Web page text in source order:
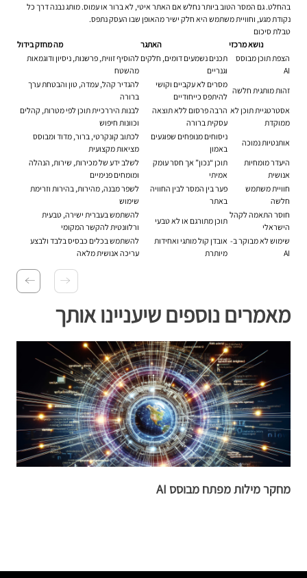
בהחלט. גם המסר הטוב ביותר נחלש אם האתר איטי, לא ברור או עמוס. מותג נבנה דרך כל
נקודת מגע, וחוויית משתמש היא חלק ישיר מהאופן שבו העסק נתפס.
טבלת סיכום
נושא מרכזי
האתגר
מה מחזק בידול
הצפת תוכן מבוסס
AI
תכנים נשמעים דומים, חלקים
וגנריים
להוסיף זווית, פרשנות, ניסיון ודוגמאות
מהשטח
זהות מותגית חלשה
מסרים לא עקביים וקושי
להיתפס כייחודיים
להגדיר קהל, עמדה, טון והבטחת ערך
ברורה
אסטרטגיית תוכן לא
ממוקדת
הרבה פרסום ללא תוצאה
עסקית ברורה
לבנות היררכיית תוכן לפי מטרות, קהלים
וכוונות חיפוש
אותנטיות נמוכה
ניסוחים מנופחים שפוגעים
באמון
לכתוב קונקרטי, ברור, מדוד ומבוסס
מציאות מקצועית
היעדר מומחיות
אנושית
תוכן “נכון” אך חסר עומק
אמיתי
לשלב ידע של מכירות, שירות, הנהלה
ומומחים פנימיים
חוויית משתמש
חלשה
פער בין המסר לבין החוויה
באתר
לשפר מבנה, מהירות, בהירות וזרימת
שימוש
חוסר התאמה לקהל
הישראלי
תוכן מתורגם או לא טבעי
להשתמש בעברית ישירה, טבעית
ורלוונטית להקשר המקומי
שימוש לא מבוקר ב-
AI
אובדן קול מותגי ואחידות
מיותרת
להשתמש בכלים כבסיס בלבד ולבצע
עריכה אנושית מלאה
מאמרים נוספים שיעניינו אותך
מחקר מילות מפתח מבוסס AI